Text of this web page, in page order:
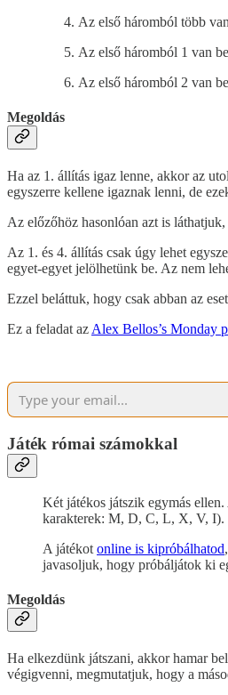
Az első háromból több
Az első háromból 1 van
Az első háromból 2 van
Megoldás
Ha az 1. állítás igaz lenne, akkor az
egyszerre kellene igaznak lenni, de
Az előzőhöz hasonlóan azt is
Az 1. és 4. állítás csak úgy lehet
egyet-egyet jelölhetünk be. Az nem
Ezzel beláttuk, hogy csak abban az
Ez a feladat az Alex Bellos’s Monday
Játék római számokkal
Két játékos játszik egymás
karakterek: M, D, C, L, X, V, I).
A játékot online is kipróbálhatod
javasoljuk, hogy próbáljátok ki
Megoldás
Ha elkezdünk játszani, akkor hamar
végigvenni, megmutatjuk, hogy a